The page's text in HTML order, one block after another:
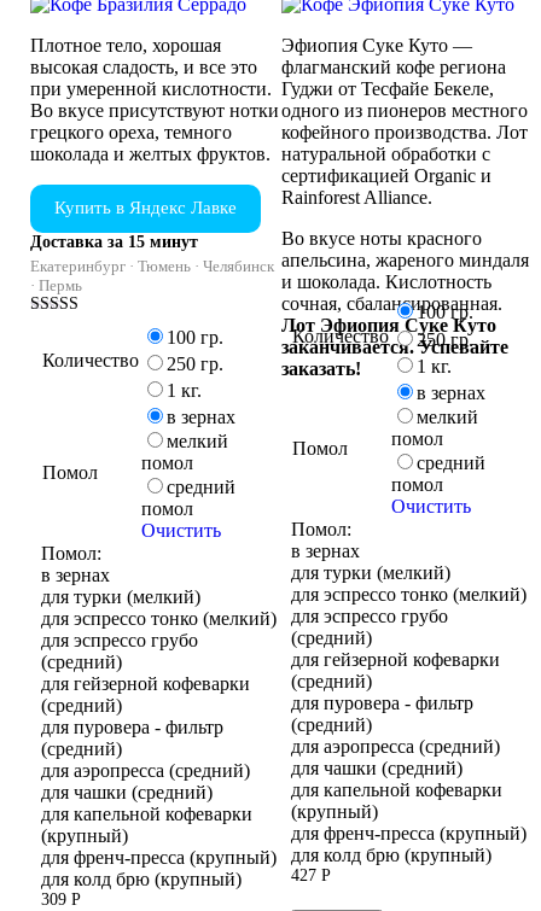
Эфиопия Суке Куто —
флагманский кофе региона
Гуджи от Тесфайе Бекеле,
одного из пионеров местного
кофейного производства. Лот
натуральной обработки с
сертификацией Organic и
Rainforest Alliance.
Во вкусе ноты красного
апельсина, жареного миндаля
и шоколада. Кислотность
сочная, сбалансированная.
Лот Эфиопия Суке Куто
заканчивается. Успевайте
заказать!
Количество
100 гр.
250 гр.
1 кг.
Помол
в зернах
мелкий
помол
средний
помол
Очистить
Помол:
в зернах
для турки (мелкий)
для эспрессо тонко (мелкий)
для эспрессо грубо
(средний)
для гейзерной кофеварки
(средний)
для пуровера - фильтр
(средний)
для аэропресса (средний)
для чашки (средний)
для капельной кофеварки
(крупный)
для френч-пресса (крупный)
для колд брю (крупный)
427 Р
Плотное тело, хорошая
высокая сладость, и все это
при умеренной кислотности.
Во вкусе присутствуют нотки
грецкого ореха, темного
шоколада и желтых фруктов.
Купить в Яндекс Лавке
Доставка за 15 минут
Екатеринбург · Тюмень · Челябинск
· Пермь
из 5
Количество
100 гр.
250 гр.
1 кг.
Помол
в зернах
мелкий
помол
средний
помол
Очистить
Помол:
в зернах
для турки (мелкий)
для эспрессо тонко (мелкий)
для эспрессо грубо
(средний)
для гейзерной кофеварки
(средний)
для пуровера - фильтр
(средний)
для аэропресса (средний)
для чашки (средний)
для капельной кофеварки
(крупный)
для френч-пресса (крупный)
для колд брю (крупный)
309 Р